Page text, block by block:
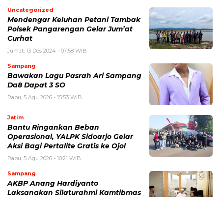
Uncategorized
Mendengar Keluhan Petani Tambak
Polsek Pangarengan Gelar Jum’at
Curhat
Jumat, 13 Des 2024 - 07:58 WIB
Sampang
Bawakan Lagu Pasrah Ari Sampang
Da8 Dapat 3 SO
Rabu, 5 Agu 2026 - 15:53 WIB
Jatim
Bantu Ringankan Beban
Operasional, YALPK Sidoarjo Gelar
Aksi Bagi Pertalite Gratis ke Ojol
Rabu, 5 Agu 2026 - 10:21 WIB
Sampang
AKBP Anang Hardiyanto
Laksanakan Silaturahmi Kamtibmas